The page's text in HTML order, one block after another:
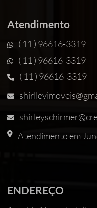
Atendimento
( 11 ) 96616-3319
( 11 ) 96616-3319
( 11 ) 96616-3319
Atendimento em
ENDEREÇO